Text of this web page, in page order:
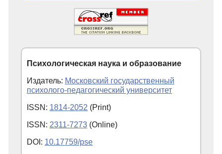
Психологическая наука и образование
Издатель: Московский государственный
психолого-педагогический университет
ISSN: 1814-2052 (Print)
ISSN: 2311-7273 (Online)
DOI: 10.17759/pse